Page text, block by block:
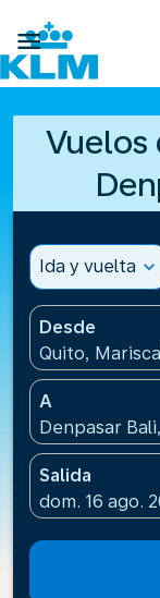

Vuelos
Ida y vuelta expand_more
Desde
Quito,
A
Denpasar
Salida
fc-booking-
dom. 16 ago.